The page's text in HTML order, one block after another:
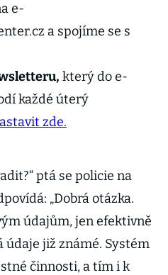
e-
a spojíme se s
který do e-
každé úterý
zde.
ptá se policie na
„Dobrá otázka.
údajům, jen efektivně
údaje již známé. Systém
činnosti, a tím i k